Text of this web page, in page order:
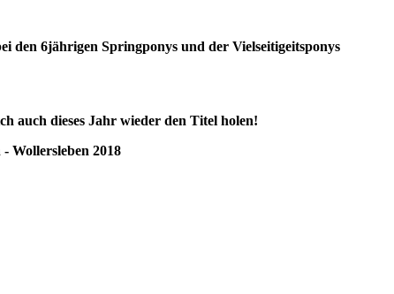
den 6jährigen Springponys und der Vielseitigeitsponys
auch dieses Jahr wieder den Titel holen!
Wollersleben 2018